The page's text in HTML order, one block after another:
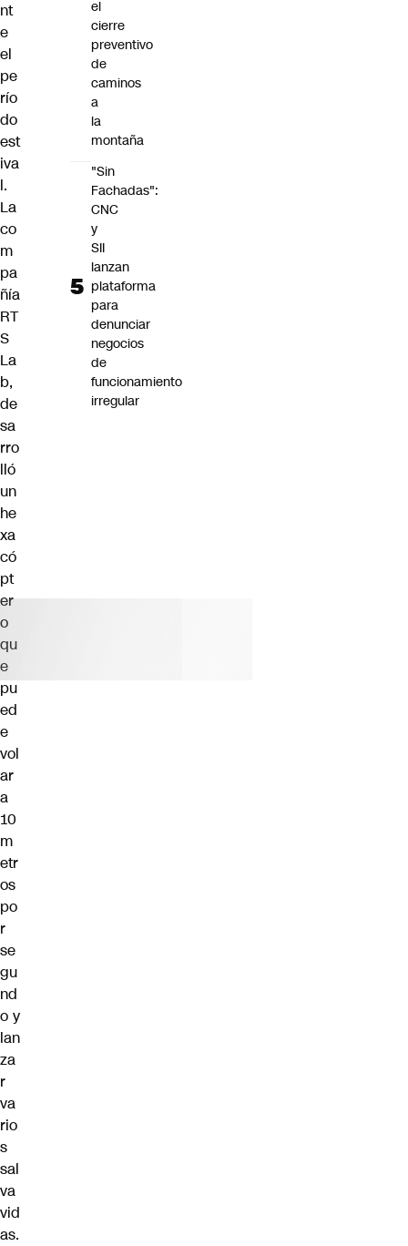
nt
e
el
pe
río
do
est
iva
l.
La
co
m
pa
ñía
RT
S
La
b,
de
sa
rro
lló
un
he
xa
có
pt
er
o
qu
e
pu
ed
e
vol
ar
a
10
m
etr
os
po
r
se
gu
nd
o y
lan
za
r
va
rio
s
sal
va
vid
as.
el
cierre
preventivo
de
caminos
a
la
montaña
"Sin
Fachadas":
CNC
y
SII
lanzan
plataforma
para
denunciar
negocios
de
funcionamiento
irregular